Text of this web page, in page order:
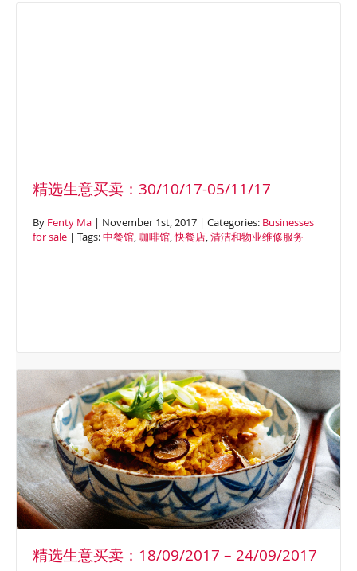
精选生意买卖：30/10/17-05/11/17
By Fenty Ma | November 1st, 2017 | Categories: Businesses
for sale | Tags:中餐馆,咖啡馆,快餐店,清洁和物业维修服务
精选生意买卖：18/09/2017 – 24/09/2017